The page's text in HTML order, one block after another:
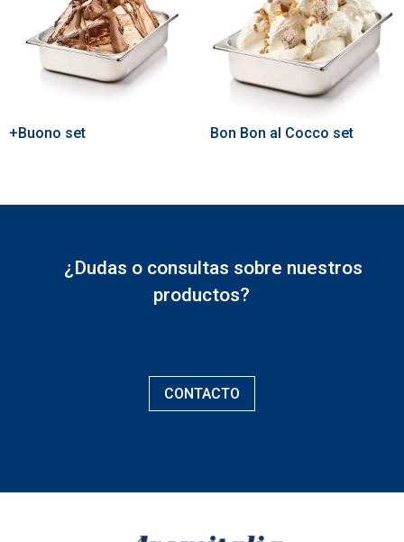
+Buono set Bon Bon al Cocco set
¿Dudas o consultas sobre nuestros
productos?
CONTACTO